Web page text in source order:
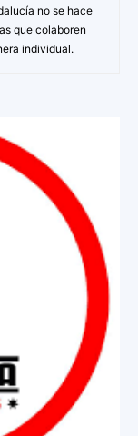
no se hace
que colaboren
individual.